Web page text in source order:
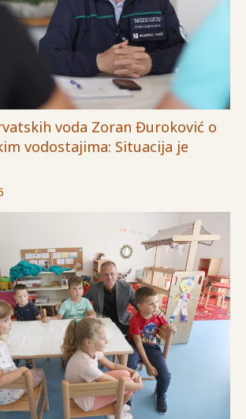
voda Zoran Đuroković o
vodostajima: Situacija je